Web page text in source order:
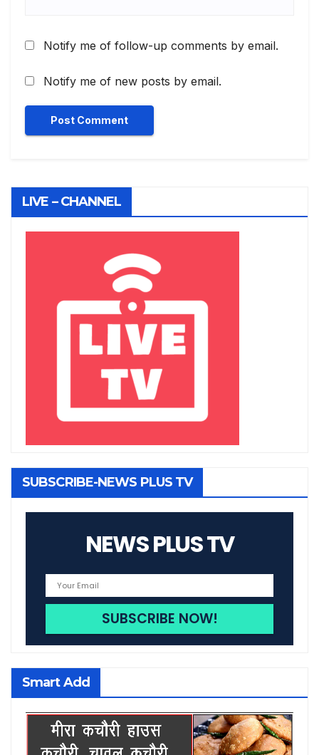
Notify me of follow-up comments by email.
Notify me of new posts by email.
LIVE – CHANNEL
SUBSCRIBE-NEWS PLUS TV
NEWS PLUS TV
Smart Add